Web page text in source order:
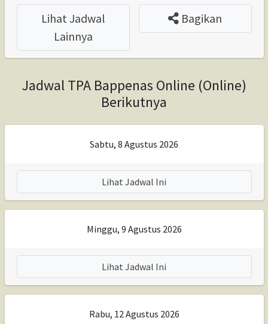
Lihat Jadwal
Lainnya
Bagikan
Jadwal TPA Bappenas Online (Online)
Berikutnya
Sabtu, 8 Agustus 2026
Lihat Jadwal Ini
Minggu, 9 Agustus 2026
Lihat Jadwal Ini
Rabu, 12 Agustus 2026